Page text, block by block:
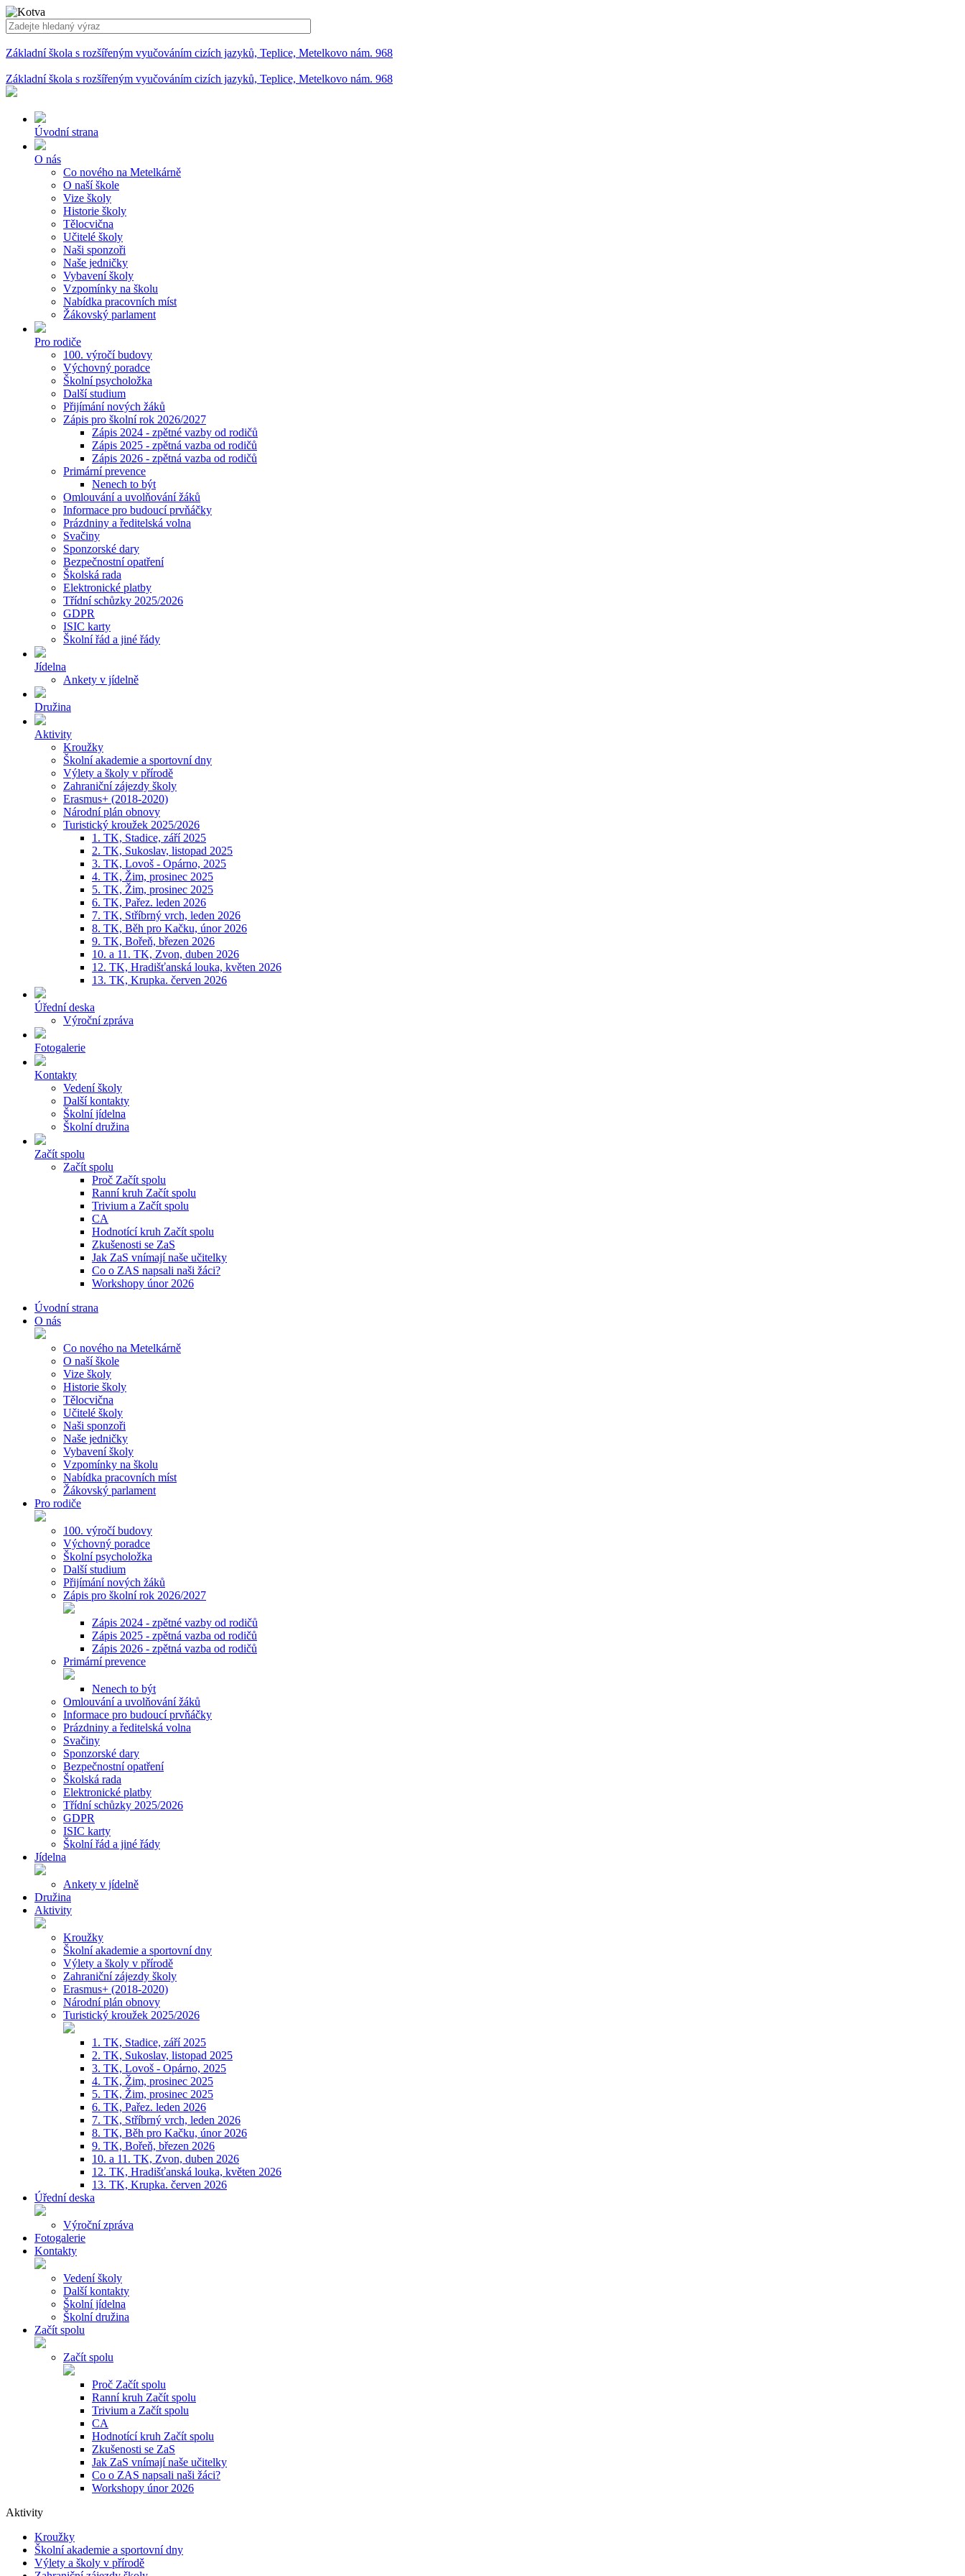
Základní škola s rozšířeným vyučováním cizích jazyků, Teplice, Metelkovo nám. 968
Základní škola s rozšířeným vyučováním cizích jazyků, Teplice, Metelkovo nám. 968
Úvodní strana
O nás
Co nového na Metelkárně
O naší škole
Vize školy
Historie školy
Tělocvična
Učitelé školy
Naši sponzoři
Naše jedničky
Vybavení školy
Vzpomínky na školu
Nabídka pracovních míst
Žákovský parlament
Pro rodiče
100. výročí budovy
Výchovný poradce
Školní psycholožka
Další studium
Přijímání nových žáků
Zápis pro školní rok 2026/2027
Zápis 2024 - zpětné vazby od rodičů
Zápis 2025 - zpětná vazba od rodičů
Zápis 2026 - zpětná vazba od rodičů
Primární prevence
Nenech to být
Omlouvání a uvolňování žáků
Informace pro budoucí prvňáčky
Prázdniny a ředitelská volna
Svačiny
Sponzorské dary
Bezpečnostní opatření
Školská rada
Elektronické platby
Třídní schůzky 2025/2026
GDPR
ISIC karty
Školní řád a jiné řády
Jídelna
Ankety v jídelně
Družina
Aktivity
Kroužky
Školní akademie a sportovní dny
Výlety a školy v přírodě
Zahraniční zájezdy školy
Erasmus+ (2018-2020)
Národní plán obnovy
Turistický kroužek 2025/2026
1. TK, Stadice, září 2025
2. TK, Sukoslav, listopad 2025
3. TK, Lovoš - Opárno, 2025
4. TK, Žim, prosinec 2025
5. TK, Žim, prosinec 2025
6. TK, Pařez. leden 2026
7. TK, Stříbrný vrch, leden 2026
8. TK, Běh pro Kačku, únor 2026
9. TK, Bořeň, březen 2026
10. a 11. TK, Zvon, duben 2026
12. TK, Hradišťanská louka, květen 2026
13. TK, Krupka. červen 2026
Úřední deska
Výroční zpráva
Fotogalerie
Kontakty
Vedení školy
Další kontakty
Školní jídelna
Školní družina
Začít spolu
Začít spolu
Proč Začít spolu
Ranní kruh Začít spolu
Trivium a Začít spolu
CA
Hodnotící kruh Začít spolu
Zkušenosti se ZaS
Jak ZaS vnímají naše učitelky
Co o ZAS napsali naši žáci?
Workshopy únor 2026
Úvodní strana
O nás
Co nového na Metelkárně
O naší škole
Vize školy
Historie školy
Tělocvična
Učitelé školy
Naši sponzoři
Naše jedničky
Vybavení školy
Vzpomínky na školu
Nabídka pracovních míst
Žákovský parlament
Pro rodiče
100. výročí budovy
Výchovný poradce
Školní psycholožka
Další studium
Přijímání nových žáků
Zápis pro školní rok 2026/2027
Zápis 2024 - zpětné vazby od rodičů
Zápis 2025 - zpětná vazba od rodičů
Zápis 2026 - zpětná vazba od rodičů
Primární prevence
Nenech to být
Omlouvání a uvolňování žáků
Informace pro budoucí prvňáčky
Prázdniny a ředitelská volna
Svačiny
Sponzorské dary
Bezpečnostní opatření
Školská rada
Elektronické platby
Třídní schůzky 2025/2026
GDPR
ISIC karty
Školní řád a jiné řády
Jídelna
Ankety v jídelně
Družina
Aktivity
Kroužky
Školní akademie a sportovní dny
Výlety a školy v přírodě
Zahraniční zájezdy školy
Erasmus+ (2018-2020)
Národní plán obnovy
Turistický kroužek 2025/2026
1. TK, Stadice, září 2025
2. TK, Sukoslav, listopad 2025
3. TK, Lovoš - Opárno, 2025
4. TK, Žim, prosinec 2025
5. TK, Žim, prosinec 2025
6. TK, Pařez. leden 2026
7. TK, Stříbrný vrch, leden 2026
8. TK, Běh pro Kačku, únor 2026
9. TK, Bořeň, březen 2026
10. a 11. TK, Zvon, duben 2026
12. TK, Hradišťanská louka, květen 2026
13. TK, Krupka. červen 2026
Úřední deska
Výroční zpráva
Fotogalerie
Kontakty
Vedení školy
Další kontakty
Školní jídelna
Školní družina
Začít spolu
Začít spolu
Proč Začít spolu
Ranní kruh Začít spolu
Trivium a Začít spolu
CA
Hodnotící kruh Začít spolu
Zkušenosti se ZaS
Jak ZaS vnímají naše učitelky
Co o ZAS napsali naši žáci?
Workshopy únor 2026
Aktivity
Kroužky
Školní akademie a sportovní dny
Výlety a školy v přírodě